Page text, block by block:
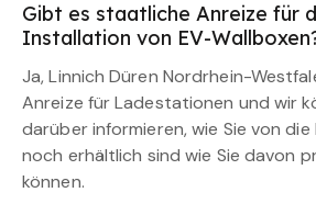
Gibt es staatliche Anreize für
Installation von EV-
Ja, Linnich Düren Nordrhein-
Anreize für Ladestationen und wir
darüber informieren, wie Sie von
noch erhältlich sind wie Sie davon
können.